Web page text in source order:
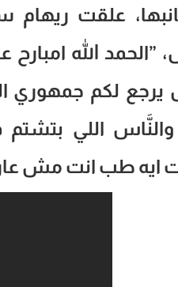
علقت ريهام
”الحمد الله
يرجع لكم جمهوري
والنَّاس اللي
ايه طب انت مش